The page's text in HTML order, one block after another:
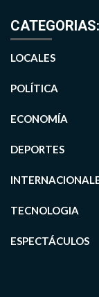
CATEGORIAS:
LOCALES
POLÍTICA
ECONOMÍA
DEPORTES
TECNOLOGIA
ESPECTÁCULOS